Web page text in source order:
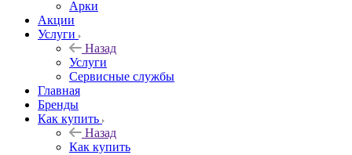
Арки
Акции
Услуги
Назад
Услуги
Сервисные службы
Главная
Бренды
Как купить
Назад
Как купить